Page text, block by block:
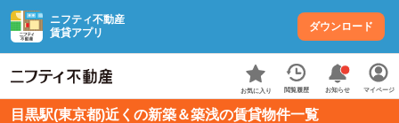
ニフティ不動産
賃貸アプリ
ダウンロード
お気に入り 閲覧履歴 お知らせ マイページ
目黒駅(東京都)近くの新築＆築浅の賃貸物件一覧